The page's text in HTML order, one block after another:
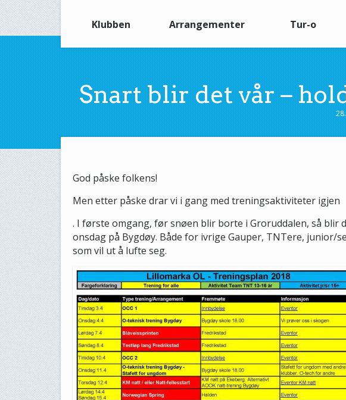
Klubben Arrangementer Tur-o
Snart blir det vår –
God påske folkens!
Men etter påske drar vi i gang med treningsaktiviteter igjen
. I første omgang, før snøen blir borte i Groruddalen, så blir
onsdag på Bygdøy. Både for ivrige Gauper, TNTere, junior/
som vil ut å lufte seg.